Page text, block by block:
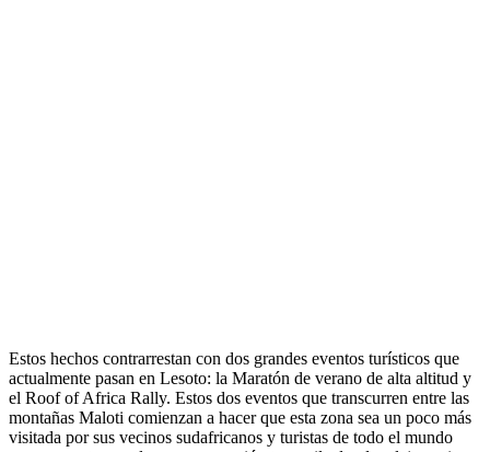
Estos hechos contrarrestan con dos grandes eventos turísticos que
actualmente pasan en Lesoto: la Maratón de verano de alta altitud y
el Roof of Africa Rally. Estos dos eventos que transcurren entre las
montañas Maloti comienzan a hacer que esta zona sea un poco más
visitada por sus vecinos sudafricanos y turistas de todo el mundo